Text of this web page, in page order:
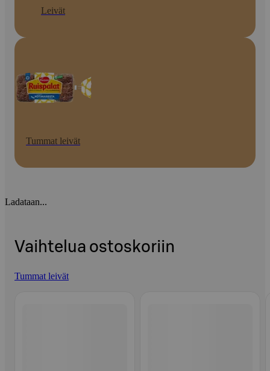
Leivät
Tummat leivät
Ladataan...
Vaihtelua ostoskoriin
Tummat leivät